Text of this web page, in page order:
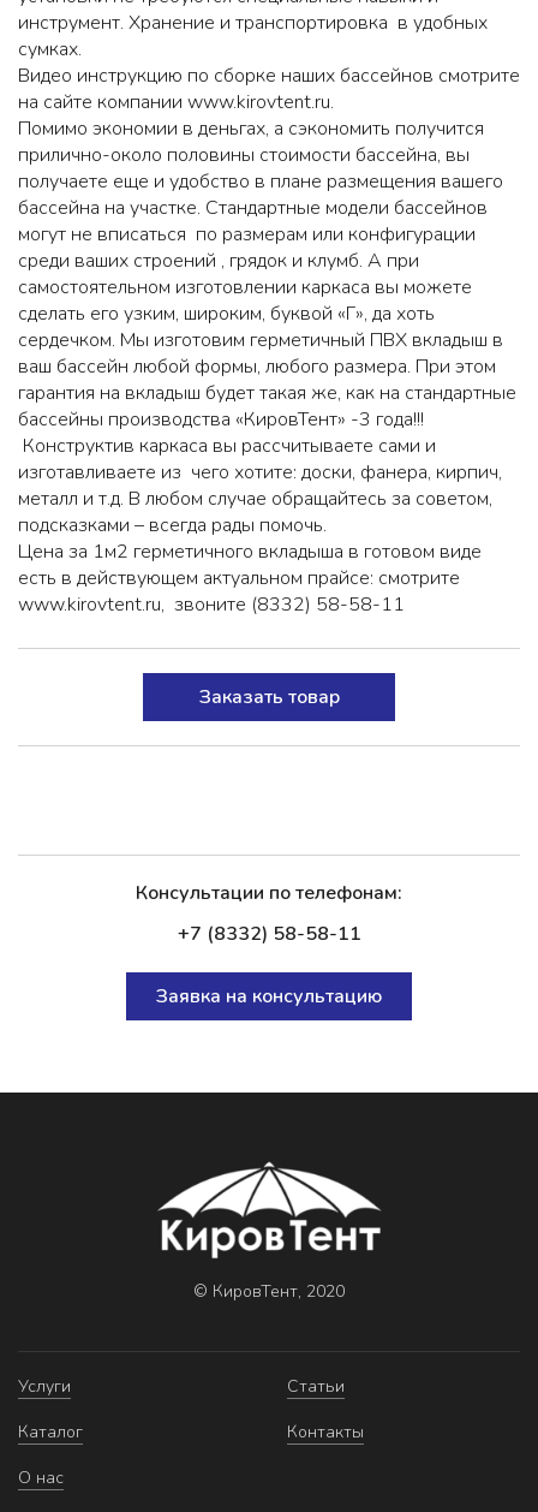
инструмент. Хранение и транспортировка в удобных
сумках.
Видео инструкцию по сборке наших бассейнов смотрите
на сайте компании www.kirovtent.ru.
Помимо экономии в деньгах, а сэкономить получится
прилично-около половины стоимости бассейна, вы
получаете еще и удобство в плане размещения вашего
бассейна на участке. Стандартные модели бассейнов
могут не вписаться по размерам или конфигурации
среди ваших строений , грядок и клумб. А при
самостоятельном изготовлении каркаса вы можете
сделать его узким, широким, буквой «Г», да хоть
сердечком. Мы изготовим герметичный ПВХ вкладыш в
ваш бассейн любой формы, любого размера. При этом
гарантия на вкладыш будет такая же, как на стандартные
бассейны производства «КировТент» -3 года!!!
Конструктив каркаса вы рассчитываете сами и
изготавливаете из чего хотите: доски, фанера, кирпич,
металл и т.д. В любом случае обращайтесь за советом,
подсказками – всегда рады помочь.
Цена за 1м2 герметичного вкладыша в готовом виде
есть в действующем актуальном прайсе: смотрите
www.kirovtent.ru, звоните (8332) 58-58-11
Заказать товар
Консультации по телефонам:
+7 (8332) 58-58-11
Заявка на консультацию
© КировТент, 2020
Услуги
Каталог
О нас
Статьи
Контакты